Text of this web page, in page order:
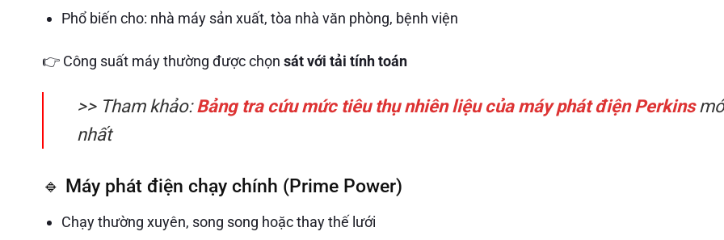
Phổ biến cho: nhà máy sản xuất, tòa nhà văn phòng, bệnh viện
👉 Công suất máy thường được chọn sát với tải tính toán
>> Tham khảo:Bảng tra cứu mức tiêu thụ nhiên liệu của máy phát điện Perkins
nhất
🔹 Máy phát điện chạy chính (Prime Power)
Chạy thường xuyên, song song hoặc thay thế lưới